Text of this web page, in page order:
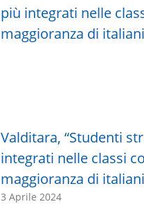
Valditara, “Studenti
integrati nelle classi
maggioranza di
3 Aprile 2024